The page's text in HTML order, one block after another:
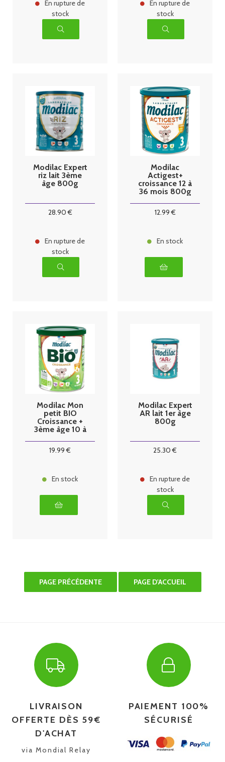
En rupture de
stock
En rupture de
stock
Modilac Expert
riz lait 3ème
âge 800g
28.90€
En rupture de
stock
Modilac
Actigest+
croissance 12 à
36 mois 800g
12.99€
En stock
Modilac Mon
petit BIO
Croissance +
3ème âge 10 à
19.99 €
En stock
Modilac Expert
AR lait 1er âge
800g
25.30 €
En rupture de
stock
LIVRAISON
OFFERTE DÈS 59€
D'ACHAT
via Mondial Relay
PAIEMENT 100%
SÉCURISÉ